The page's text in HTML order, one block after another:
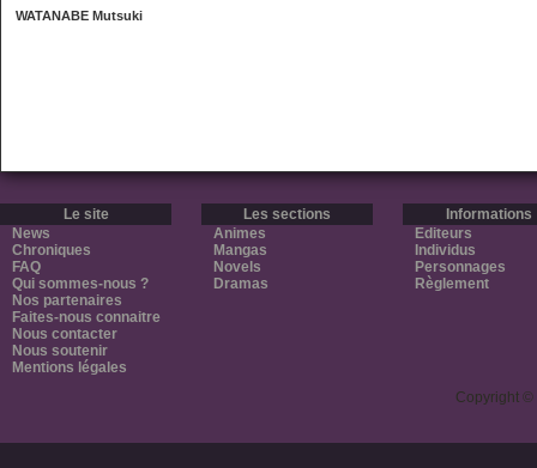
WATANABE Mutsuki
Le site
News
Chroniques
FAQ
Qui sommes-nous ?
Nos partenaires
Faites-nous connaitre
Nous contacter
Nous soutenir
Mentions légales
Les sections
Animes
Mangas
Novels
Dramas
Informations
Editeurs
Individus
Personnages
Règlement
Copyright ©